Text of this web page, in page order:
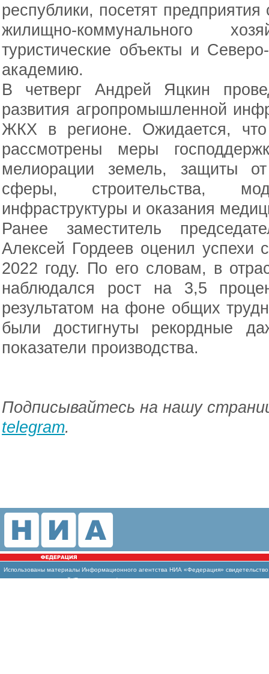
республики, посетят предприятия
жилищно-коммунального
туристические объекты и
академию.
В четверг Андрей Яцкин
развития агропромышленной
ЖКХ в регионе. Ожидается,
рассмотрены меры
мелиорации земель, защиты от
сферы, строительства,
инфраструктуры и оказания
Ранее заместитель
Алексей Гордеев оценил успехи
2022 году. По его словам, в
наблюдался рост на 3,5
результатом на фоне общих
были достигнуты рекордные
показатели производства.
Подписывайтесь на нашу
telegram.
Использованы материалы Информационного агентства НИА «Федерация»
массовых коммуникаций (Роскомнадзор)